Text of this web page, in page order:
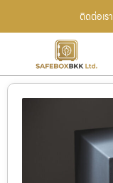
ติดต่อเรา